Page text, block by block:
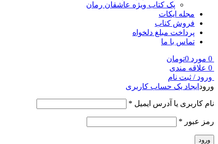
پک کتاب ویژه عاشقان رمان
مجله ایکات
فروش کتاب
پرداخت مبلغ دلخواه
تماس با ما
0 مورد 0تومان
0 علاقه مندی
ورود / ثبت نام
ورود ایجاد یک حساب کاربری
نام کاربری یا آدرس ایمیل *
رمز عبور *
ورود